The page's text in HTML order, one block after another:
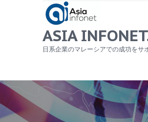
ASIA
日系企業のマレーシアでの成功をサ